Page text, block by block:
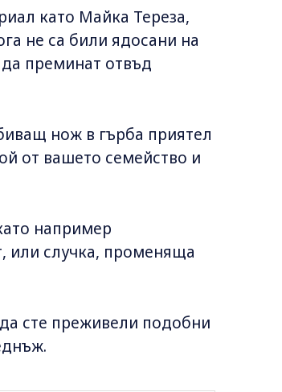
като Майка Тереза,
не са били ядосани на
преминат отвъд
нож в гърба приятел
от вашето семейство и
например
случка, променяща
сте преживели подобни